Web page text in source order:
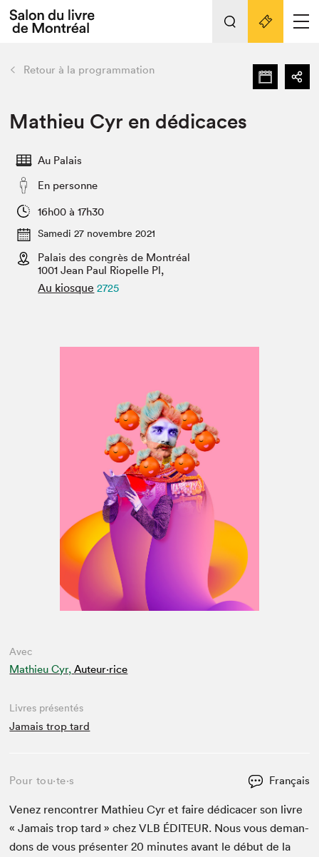
Espace exposant⋅e⋅s
Espace enseignant·e·s
L'événement
Préparer sa visite au Salon
Actualités
SLM PRO
retour Nos activités
Préparer sa visite
Salon au Palais
Projets partenaires
Liens pratiques
Retour à la programmation
Mathieu Cyr en dédicaces
Au Palais
En personne
16h00 à 17h30
Samedi 27 novembre 2021
Palais des congrès de Montréal
1001 Jean Paul Riopelle Pl,
Au kiosque 2725
Avec
Mathieu Cyr, Auteur·rice
Livres présentés
Jamais trop tard
Pour tou⋅te⋅s Français
Venez ren­con­tr­er Math­ieu Cyr et faire dédi­cac­er son livre
« Jamais trop tard » chezVLB ÉDI­TEUR. Nous vous deman­
dons de vous présen­ter20 min­utes avant le début de la